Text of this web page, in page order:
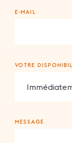
E-MAIL
VOTRE
MESSAGE